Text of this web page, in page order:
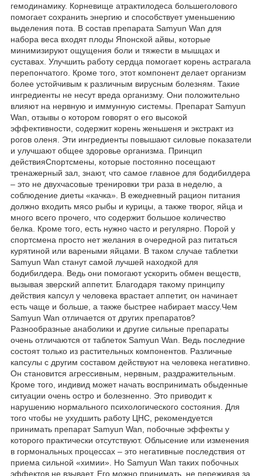
гемодинамику. Корневище атрактилодеса большеголового
помогает сохранить энергию и способствует уменьшению
выделения пота. В состав препарата Samyun Wan для
набора веса входят плоды Японской айвы, которые
минимизируют ощущения боли и тяжести в мышцах и
суставах. Улучшить работу сердца помогает корень астрагала
перепончатого. Кроме того, этот компонент делает организм
более устойчивым к различным вирусным болезням. Такие
ингредиенты не несут вреда организму. Они положительно
влияют на нервную и иммунную системы. Препарат Samyun
Wan, отзывы о котором говорят о его высокой
эффективности, содержит корень женьшеня и экстракт из
рогов оленя. Эти ингредиенты повышают силовые показатели
и улучшают общее здоровье организма. Принцип
действияСпортсмены, которые постоянно посещают
тренажерный зал, знают, что самое главное для бодибилдера
– это не двухчасовые тренировки три раза в неделю, а
соблюдение диеты «качка». В ежедневный рацион питания
должно входить мясо рыбы и курицы, а также творог, яйца и
много всего прочего, что содержит большое количество
белка. Кроме того, есть нужно часто и регулярно. Порой у
спортсмена просто нет желания в очередной раз питаться
курятиной или вареными яйцами. В таком случае таблетки
Samyun Wan станут самой лучшей находкой для
бодибилдера. Ведь они помогают ускорить обмен веществ,
вызывая зверский аппетит. Благодаря такому принципу
действия капсул у человека врастает аппетит, он начинает
есть чаще и больше, а также быстрее набирает массу.Чем
Samyun Wan отличается от других препаратов?
Разнообразные анаболики и другие сильные препараты
очень отличаются от таблеток Samyun Wan. Ведь последние
состоят только из растительных компонентов. Различные
капсулы с другим составом действуют на человека негативно.
Он становится агрессивным, нервным, раздражительным.
Кроме того, индивид может начать воспринимать обыденные
ситуации очень остро и болезненно. Это приводит к
нарушению нормального психологического состояния. Для
того чтобы не ухудшить работу ЦНС, рекомендуется
принимать препарат Samyun Wan, побочные эффекты у
которого практически отсутствуют. Облысение или изменения
в гормональных процессах – это негативные последствия от
приема сильной «химии». Но Samyun Wan таких побочных
эффектов не взывает. Его можно принимать, не переживая за